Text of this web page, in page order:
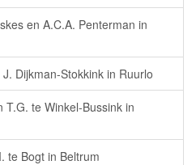
en A.C.A. Penterman in
Dijkman-Stokkink in Ruurlo
T.G. te Winkel-Bussink in
te Bogt in Beltrum